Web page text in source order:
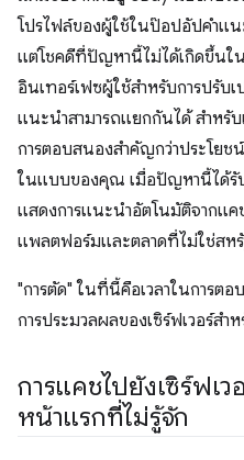
โปรไฟล์ของผู้ใช้ในป๊อปอัปคำแ
แต่โชคดีที่ปัญหานี้ไม่ได้เกิดขึ้นใ
อินเทอร์เฟซผู้ใช้สำหรับการปรั
แนะนำสามารถแยกกันได้ สำหรับ
การตอบสนองสำคัญกว่าประโยช
ในแบบของคุณ เมื่อปัญหานี้ได้รั
แสดงการแนะนำอัตโนมัติจากแ
แพลตฟอร์มและตลาดที่ไม่ใช่สห
"การตัด" ในที่นี้คือเวลาในการตอ
การประมวลผลของเซิร์ฟเวอร์สํ
การแคชไปยังเซิร์ฟเ
หน้าแรกที่ไม่รู้จัก